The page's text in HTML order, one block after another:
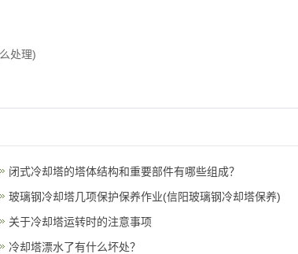
处理)
闭式冷却塔的塔体结构和重要部件有哪些组成？
玻璃钢冷却塔几项保护保养作业(信阳玻璃钢冷却塔保养)
关于冷却塔运转时的注意事项
冷却塔漂水了有什么坏处？